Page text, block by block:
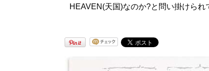
HEAVEN(天国)なのか?と問い掛けられ